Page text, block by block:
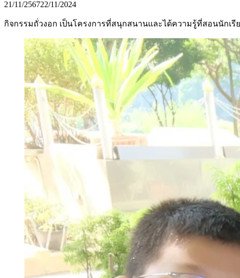
21/11/256722/11/2024
กิจกรรมถั่วงอก เป็นโครงการที่สนุกสนานและได้ความรู้ที่สอนนักเ